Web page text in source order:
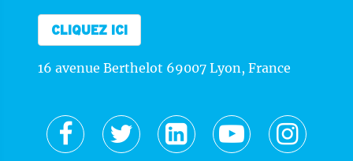
CLIQUEZ ICI
16 avenue Berthelot 69007 Lyon, France